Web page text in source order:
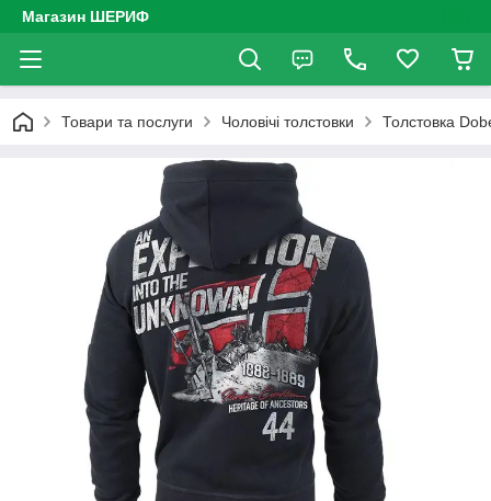
Магазин ШЕРИФ
Товари та послуги Чоловічі толстовки Толстовка